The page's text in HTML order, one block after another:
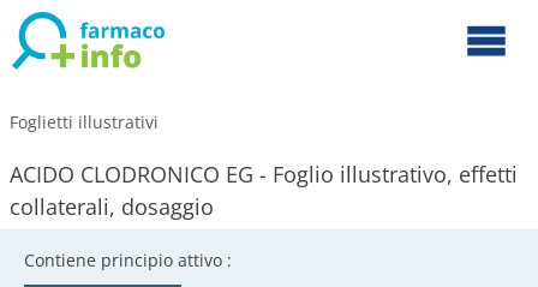
Foglietti illustrativi
ACIDO CLODRONICO EG - Foglio illustrativo, effetti
collaterali, dosaggio
Contiene principio attivo :